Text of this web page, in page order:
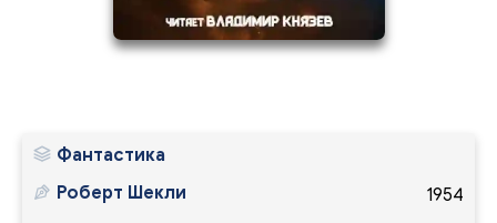
Фантастика
1954
Роберт Шекли